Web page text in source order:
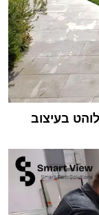
בעיצוב